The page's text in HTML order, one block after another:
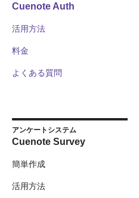
Cuenote Auth
活用方法
料金
よくある質問
アンケートシステム
Cuenote Survey
簡単作成
活用方法